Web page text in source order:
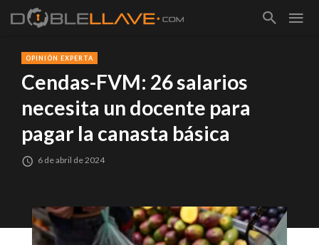
OPINIÓN EXPERTA
Cendas-FVM: 26 salarios
necesita un docente para
pagar la canasta básica
6 de abril de 2024